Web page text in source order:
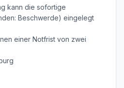
kann die sofortige
Beschwerde) eingelegt
einer Notfrist von zwei